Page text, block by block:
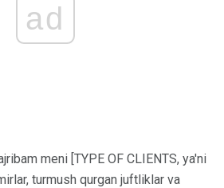
ad
meni [TYPE OF CLIENTS, ya'ni
turmush qurgan juftliklar va